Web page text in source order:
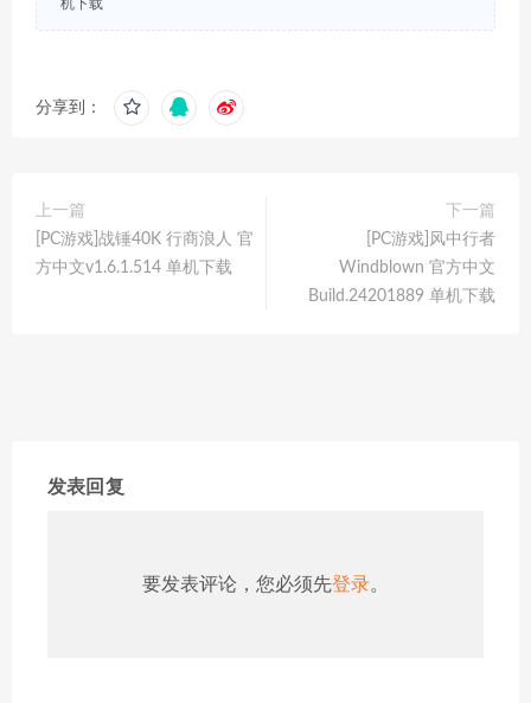
机下载
分享到：
上一篇
[PC游戏]战锤40K 行商浪人 官
方中文v1.6.1.514 单机下载
下一篇
[PC游戏]风中行者
Windblown 官方中文
Build.24201889 单机下载
发表回复
要发表评论，您必须先登录。